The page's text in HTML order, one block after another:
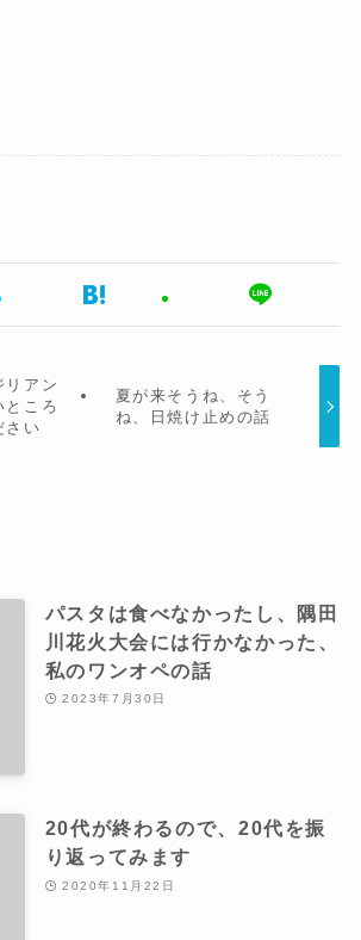
リアン
ところ
さい
夏が来そうね、そう
ね、日焼け止めの話
パスタは食べなかったし、隅田
川花火大会には行かなかった、
私のワンオペの話
2023年7月30日
20代が終わるので、20代を振
り返ってみます
2020年11月22日